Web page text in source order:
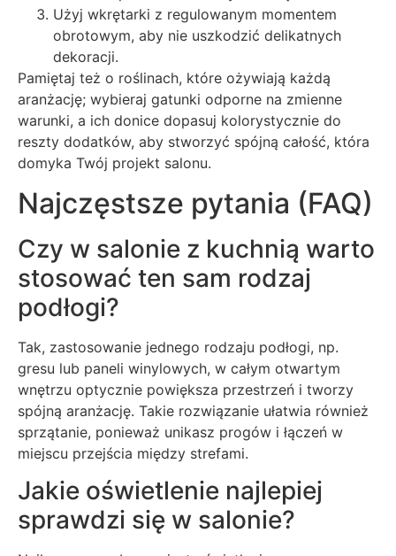
Użyj wkrętarki z regulowanym momentem
obrotowym, aby nie uszkodzić delikatnych
dekoracji.
Pamiętaj też o roślinach, które ożywiają każdą
aranżację; wybieraj gatunki odporne na zmienne
warunki, a ich donice dopasuj kolorystycznie do
reszty dodatków, aby stworzyć spójną całość, która
domyka Twój projekt salonu.
Najczęstsze pytania (FAQ)
Czy w salonie z kuchnią warto
stosować ten sam rodzaj
podłogi?
Tak, zastosowanie jednego rodzaju podłogi, np.
gresu lub paneli winylowych, w całym otwartym
wnętrzu optycznie powiększa przestrzeń i tworzy
spójną aranżację. Takie rozwiązanie ułatwia również
sprzątanie, ponieważ unikasz progów i łączeń w
miejscu przejścia między strefami.
Jakie oświetlenie najlepiej
sprawdzi się w salonie?